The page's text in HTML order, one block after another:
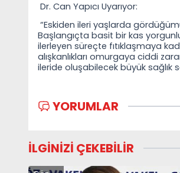
Dr. Can Yapıcı Uyarıyor:
“Eskiden ileri yaşlarda
Başlangıçta basit bir kas
ilerleyen süreçte fıtıklaşmaya
alışkanlıkları omurgaya ciddi
ileride oluşabilecek büyük sağlık
YORUMLAR
İLGİNİZİ ÇEKEBİLİR